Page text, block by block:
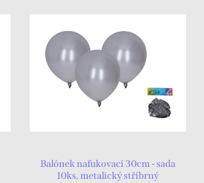
Balónek nafukovací 30cm - sada
10ks, metalický stříbrný